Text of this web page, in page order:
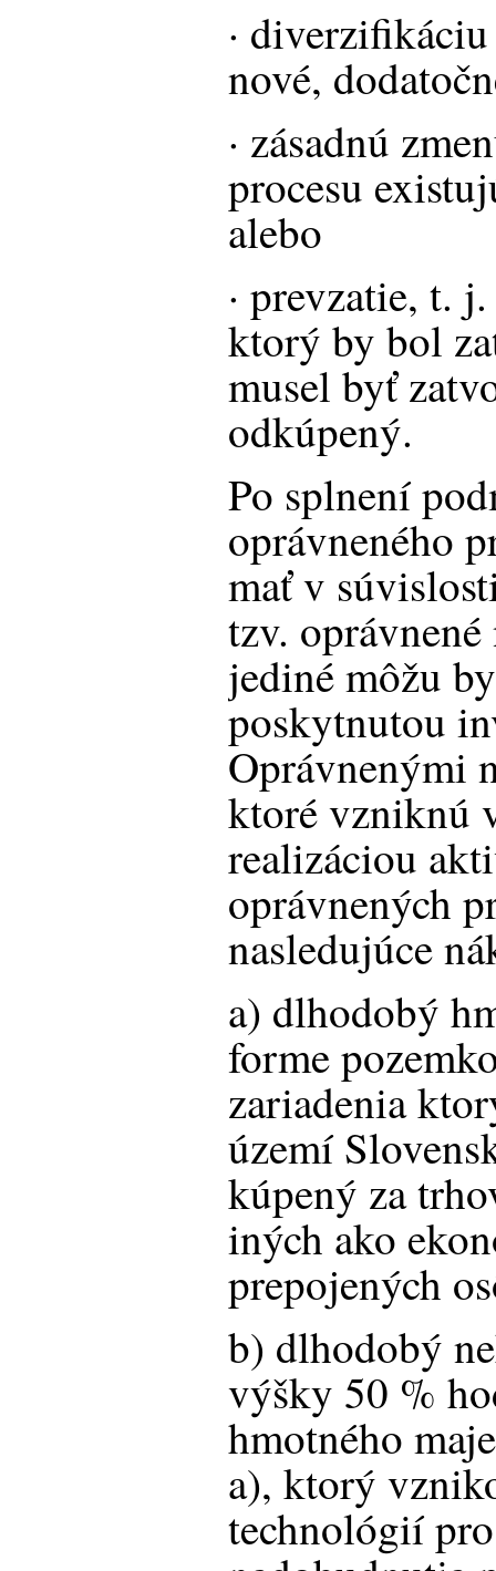
·
nové,
· zásadnú
procesu
alebo
· prevzatie, t.
ktorý by bol
musel byť
odkúpený.
Po splnení
oprávneného
mať v
tzv.
jediné môžu
poskytnutou
Oprávnenými
ktoré vzniknú
realizáciou
oprávnených
nasledujúce
a) dlhodobý
forme
zariadenia
území
kúpený za
iných ako
prepojených
b) dlhodobý
výšky 50 %
hmotného
a), ktorý
technológií